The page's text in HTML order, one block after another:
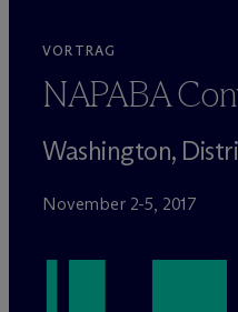
VORTRAG
NAPABA
Washington,
November 2-5, 2017